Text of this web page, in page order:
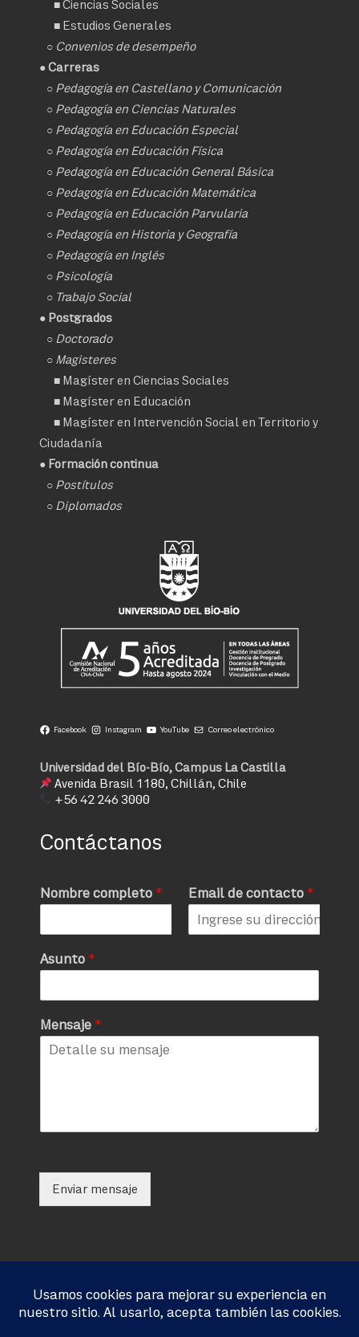
■Ciencias Sociales
■ Estudios Generales
○ Convenios de desempeño
● Carreras
○ Pedagogía en Castellano y Comunicación
○ Pedagogía en Ciencias Naturales
○ Pedagogía en Educación Especial
○ Pedagogía en Educación Física
○ Pedagogía en Educación General Básica
○ Pedagogía en Educación Matemática
○ Pedagogía en Educación Parvularia
○ Pedagogía en Historia y Geografía
○ Pedagogía en Inglés
○ Psicología
○ Trabajo Social
● Postgrados
○ Doctorado
○ Magisteres
■ Magíster en Ciencias Sociales
■ Magíster en Educación
■ Magíster en Intervención Social en Territorio y
Ciudadanía
● Formación continua
○ Postítulos
○ Diplomados
Facebook Instagram YouTube Correo electrónico
Universidad del Bío-Bío, Campus La Castilla
Avenida Brasil 1180, Chillán, Chile
+56 42 246 3000
Contáctanos
Nombre completo * Email de contacto *
Asunto *
Mensaje *
Enviar mensaje